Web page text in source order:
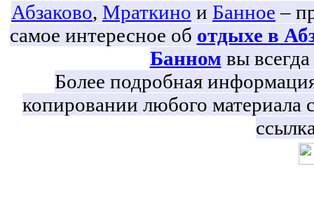
Абзаково, Мраткино и Банное –
самое интересное об отдыхе в
Банном вы
Более подробная
копировании любого материала